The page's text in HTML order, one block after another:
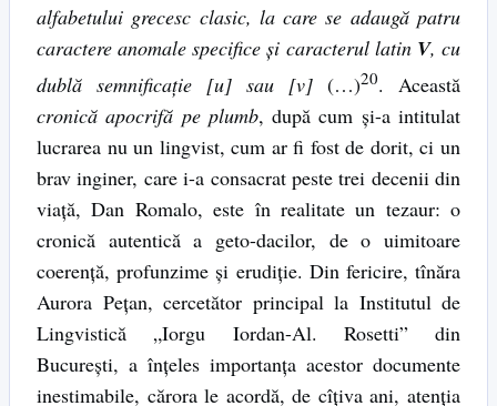
alfabetului grecesc clasic, la care se adaugă patru
caractere anomale specifice şi caracterul latin V, cu
dublă semnificaţie [u] sau [v] (…)20. Această
cronică apocrifă pe plumb, după cum şi-a intitulat
lucrarea nu un lingvist, cum ar fi fost de dorit, ci un
brav inginer, care i-a consacrat peste trei decenii din
viaţă, Dan Romalo, este în realitate un tezaur: o
cronică autentică a geto-dacilor, de o uimitoare
coerenţă, profunzime şi erudiţie. Din fericire, tînăra
Aurora Peţan, cercetător principal la Institutul de
Lingvistică „Iorgu Iordan-Al. Rosetti” din
Bucureşti, a înţeles importanţa acestor documente
inestimabile, cărora le acordă, de cîţiva ani, atenţia